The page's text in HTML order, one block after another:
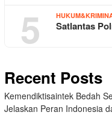
5 Satlantas
Recent Posts
Kemendiktisaintek Bedah
Jelaskan Peran Indonesia